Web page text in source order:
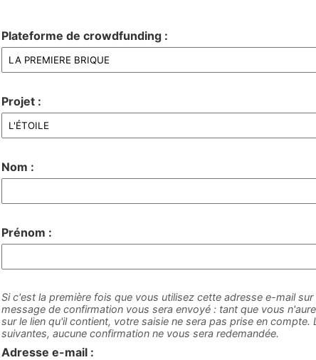
Plateforme de crowdfunding :
Projet :
Nom :
Prénom :
Si c'est la première fois que vous utilisez cette adresse e-mail sur
message de confirmation vous sera envoyé : tant que vous
sur le lien qu'il contient, votre saisie ne sera pas prise en compte.
suivantes, aucune confirmation ne vous sera redemandée.
Adresse e-mail :